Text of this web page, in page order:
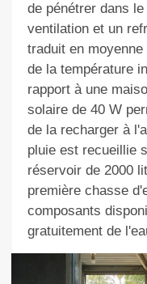
de pénétrer dans
ventilation et un
traduit en
de la température
rapport à une
solaire de 40 W
de la recharger à
pluie est recueillie
réservoir de 2000
première chasse
composants
gratuitement de